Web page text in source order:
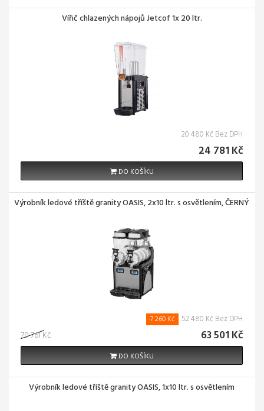
Vířič chlazených nápojů Jetcof 1x 20 ltr.
20 480 Kč Bez DPH
24 781 Kč
DO KOŠÍKU
Výrobník ledové tříště granity OASIS, 2x10 ltr. s osvětlením, ČERNÝ
70 761 Kč
-7 260 Kč 52 480 Kč Bez DPH
63 501 Kč
DO KOŠÍKU
Výrobník ledové tříště granity OASIS, 1x10 ltr. s osvětlením